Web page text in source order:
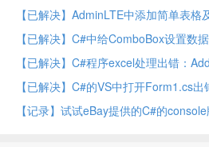
【已解决】AdminLTE中添加简单表格
【已解决】C#中给ComboBox设置数